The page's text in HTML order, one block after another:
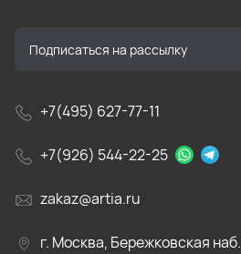
+7(495) 627-77-11
+7(926) 544-22-25
zakaz@artia.ru
г. Москва, Бережковская